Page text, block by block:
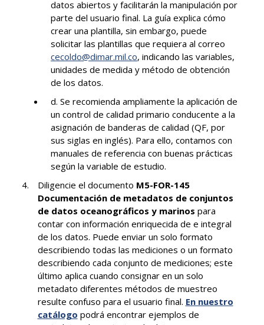
datos abiertos y facilitarán la manipulación por
parte del usuario final. La guía explica cómo
crear una plantilla, sin embargo, puede
solicitar las plantillas que requiera al correo
cecoldo@dimar.mil.co, indicando las variables,
unidades de medida y método de obtención
de los datos.
d. Se recomienda ampliamente la aplicación de
un control de calidad primario conducente a la
asignación de banderas de calidad (QF, por
sus siglas en inglés). Para ello, contamos con
manuales de referencia con buenas prácticas
según la variable de estudio.
Diligencie el documento M5-FOR-145
Documentación de metadatos de conjuntos
de datos oceanográficos y marinos para
contar con información enriquecida de e integral
de los datos. Puede enviar un solo formato
describiendo todas las mediciones o un formato
describiendo cada conjunto de mediciones; este
último aplica cuando consignar en un solo
metadato diferentes métodos de muestreo
resulte confuso para el usuario final. En nuestro
catálogo podrá encontrar ejemplos de